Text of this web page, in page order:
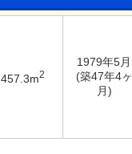
457.3m2
1979年5月
(築47年4ヶ
月)